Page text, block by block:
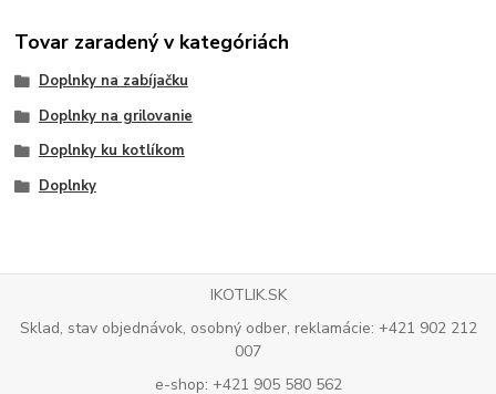
Tovar zaradený v kategóriách
Doplnky na zabíjačku
Doplnky na grilovanie
Doplnky ku kotlíkom
Doplnky
IKOTLIK.SK
Sklad, stav objednávok, osobný odber, reklamácie: +421 902 212
007
e-shop: +421 905 580 562